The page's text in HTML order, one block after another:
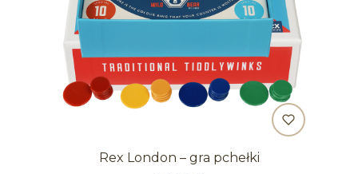
Rex London – gra pchełki